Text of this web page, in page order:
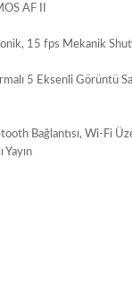
AF II
15 fps Mekanik
5 Eksenli Görüntü
Bağlantısı, Wi-Fi
Yayın